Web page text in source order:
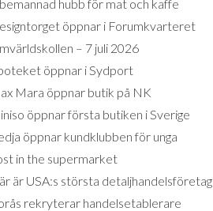
hubb för mat och kaffe
öppnar i Forumkvarteret
– 7 juli 2026
öppnar i Sydport
Mara öppnar butik på NK
öppnar första butiken i Sverige
öppnar kundklubben för unga
in the supermarket
är USA:s största detaljhandelsföretag
rekryterar handelsetablerare